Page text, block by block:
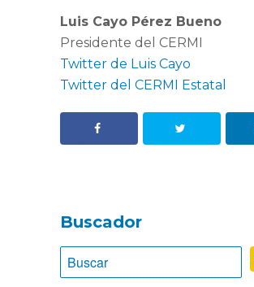
Luis Cayo Pérez Bueno
Presidente del CERMI
Twitter de Luis Cayo
Twitter del CERMI Estatal
Buscador